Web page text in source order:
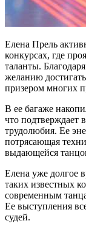
Елена Прель
конкурсах, где
таланты.
желанию
призером многих
В ее багаже
что подтверждает
трудолюбия. Ее
потрясающая
выдающейся
Елена уже долгое
таких известных
современным
Ее выступления
судей.